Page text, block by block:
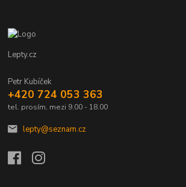
Lepty.cz
Petr Kubíček
+420 724 053 363
tel. prosím, mezi 9.00 - 18.00
lepty@seznam.cz